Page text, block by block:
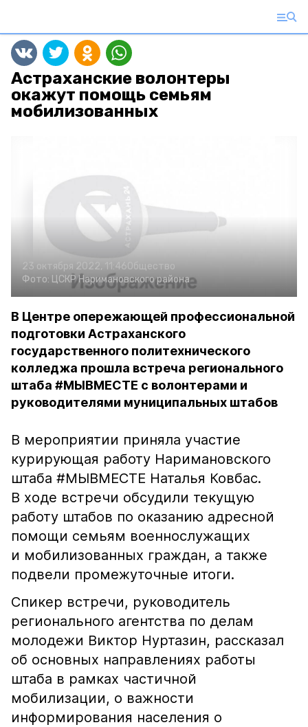
Астраханские волонтеры
окажут помощь семьям
мобилизованных
23 октября 2022, 11:46Общество
Фото: ЦСКР Наримановского района
В Центре опережающей профессиональной
подготовки Астраханского
государственного политехнического
колледжа прошла встреча регионального
штаба #МЫВМЕСТЕ с волонтерами и
руководителями муниципальных штабов
В мероприятии приняла участие
курирующая работу Наримановского
штаба #МЫВМЕСТЕ Наталья Ковбас.
В ходе встречи обсудили текущую
работу штабов по оказанию адресной
помощи семьям военнослужащих
и мобилизованных граждан, а также
подвели промежуточные итоги.
Спикер встречи, руководитель
регионального агентства по делам
молодежи Виктор Нуртазин, рассказал
об основных направлениях работы
штаба в рамках частичной
мобилизации, о важности
информирования населения о